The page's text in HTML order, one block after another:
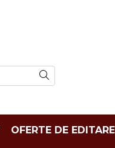
OFERTE DE